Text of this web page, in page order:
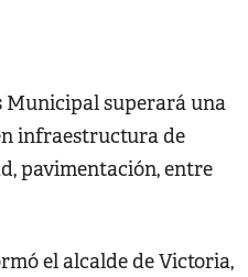
Municipal superará una
infraestructura de
pavimentación, entre
el alcalde de Victoria,